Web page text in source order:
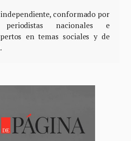
conformado por
nacionales e
en temas sociales y de